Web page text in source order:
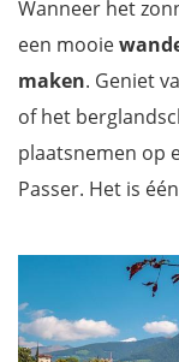
Wanneer het
een mooie
maken. Geniet
of het
plaatsnemen op
Passer. Het is